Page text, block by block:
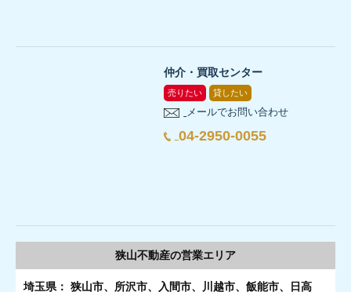
仲介・買取センター
売りたい 貸したい
メールでお問い合わせ
04-2950-0055
狭山不動産の営業エリア
埼玉県： 狭山市、所沢市、入間市、川越市、飯能市、日高